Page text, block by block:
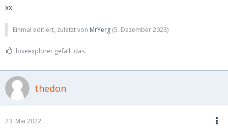
xx
Einmal editiert, zuletzt von MrYerg (5. Dezember 2023)
loveexplorer gefällt das.
thedon
23. Mai 2022